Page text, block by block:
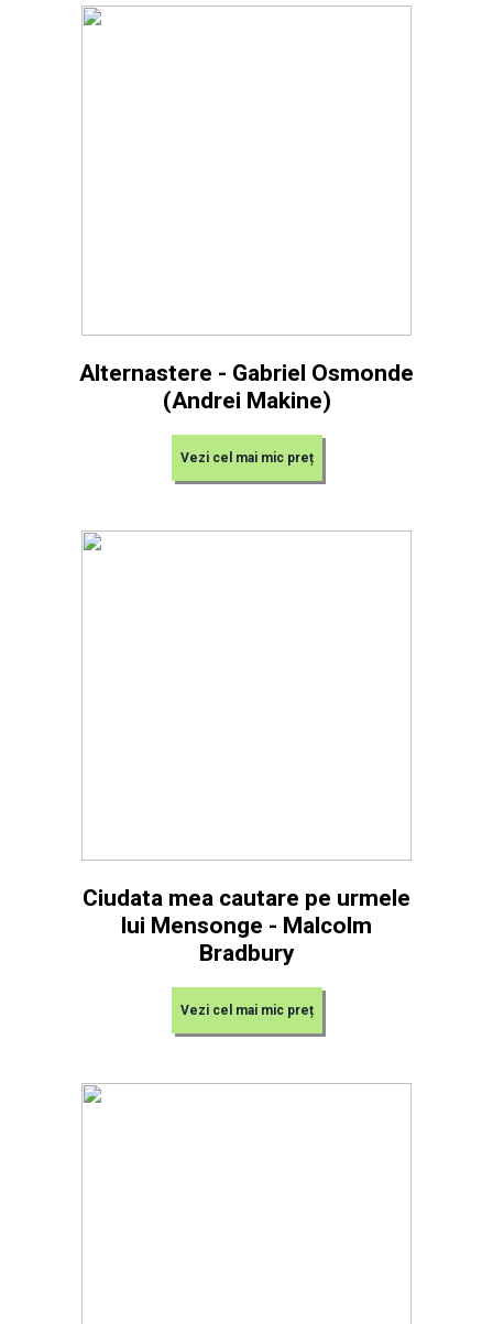
Alternastere - Gabriel Osmonde
(Andrei Makine)
Vezi cel mai mic preț
Ciudata mea cautare pe urmele
lui Mensonge - Malcolm
Bradbury
Vezi cel mai mic preț